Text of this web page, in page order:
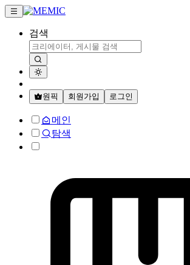
검색
원픽 회원가입 로그인
메인
탐색